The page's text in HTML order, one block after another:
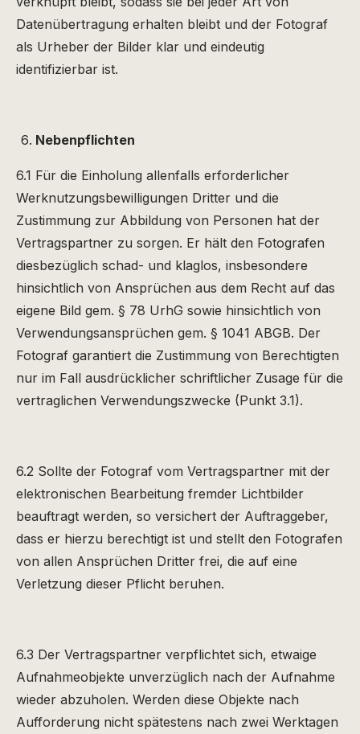
Datenübertragung erhalten bleibt und der Fotograf
als Urheber der Bilder klar und eindeutig
identifizierbar ist.
Nebenpflichten
6.1 Für die Einholung allenfalls erforderlicher
Werknutzungsbewilligungen Dritter und die
Zustimmung zur Abbildung von Personen hat der
Vertragspartner zu sorgen. Er hält den Fotografen
diesbezüglich schad- und klaglos, insbesondere
hinsichtlich von Ansprüchen aus dem Recht auf das
eigene Bild gem. § 78 UrhG sowie hinsichtlich von
Verwendungsansprüchen gem. § 1041 ABGB. Der
Fotograf garantiert die Zustimmung von Berechtigten
nur im Fall ausdrücklicher schriftlicher Zusage für die
vertraglichen Verwendungszwecke (Punkt 3.1).
6.2 Sollte der Fotograf vom Vertragspartner mit der
elektronischen Bearbeitung fremder Lichtbilder
beauftragt werden, so versichert der Auftraggeber,
dass er hierzu berechtigt ist und stellt den Fotografen
von allen Ansprüchen Dritter frei, die auf eine
Verletzung dieser Pflicht beruhen.
6.3 Der Vertragspartner verpflichtet sich, etwaige
Aufnahmeobjekte unverzüglich nach der Aufnahme
wieder abzuholen. Werden diese Objekte nach
Aufforderung nicht spätestens nach zwei Werktagen